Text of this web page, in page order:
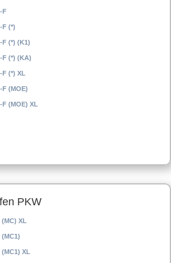
F
F (*)
F (*) (K1)
F (*) (KA)
F (*) XL
F (MOE)
F (MOE) XL
PKW
XL
XL